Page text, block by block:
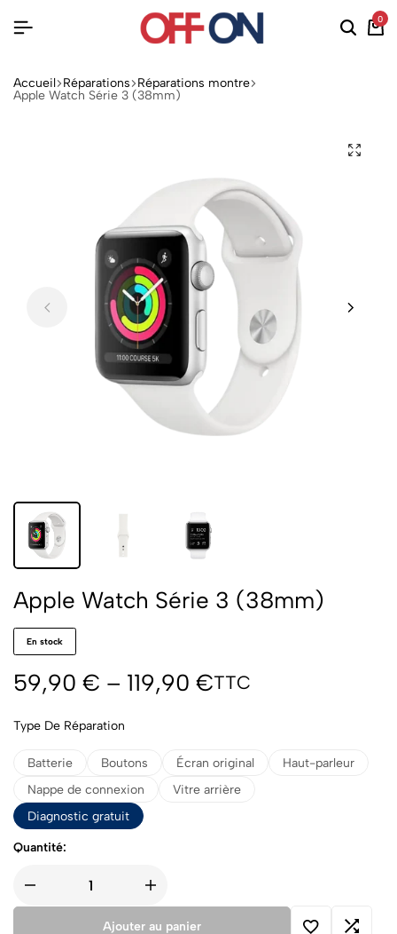
0
Accueil Réparations Réparations montre
Apple Watch Série 3 (38mm)
Apple Watch Série 3 (38mm)
En stock
59,90 € – 119,90 €TTC
Type De Réparation
Batterie Boutons Écran original
Haut-parleur
Nappe de connexion
Vitre arrière
Diagnostic gratuit
Quantité:
Ajouter au panier